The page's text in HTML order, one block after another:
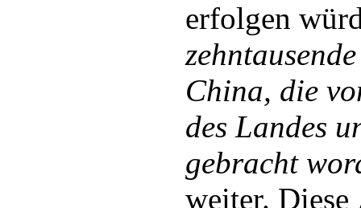
erfolgen
China, die
des Landes
gebracht
weiter. Diese